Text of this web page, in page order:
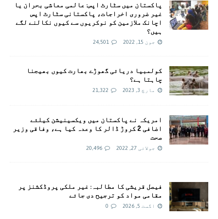
پاکستان میں سٹارٹ اپس: عالمی معاشی بحران یا
غیر ضروری اخراجات، پاکستانی سٹارٹ اپس
اچانک ملازمین کو نوکریوں سے کیوں نکالنے لگے
ہیں؟
جون 15, 2022 24,501
کولمبیا دریائی گھوڑے بھارت کیوں بھیجنا
چاہتا ہے؟
مارچ 3, 2023 21,322
امريکہ نے پاکستان میں ویکسینیشن کیلئے
اضافی 2 کروڑ ڈالر کا وعدہ کیا ہے، وفاقی وزیر
صحت
جولائی 27, 2022 20,496
فیصل قریشی کا مطالبہ: غیر ملکی پروڈکشنز پر
مقامی مواد کو ترجیح دی جائے
اگست 5, 2026 0